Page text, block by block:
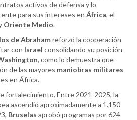
activos de defensa y lo
para sus intereses en África, el
Oriente Medio.
de Abrahamreforzó la cooperación
con Israel consolidando su posición
, como lo demuestra que
de las mayores maniobras militares
en África.
fortalecimiento. Entre 2021-2025, la
ascendió aproximadamente a 1.150
Bruselas aprobó programas por 624